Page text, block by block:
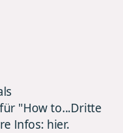
"How to...Dritte
Infos: hier.